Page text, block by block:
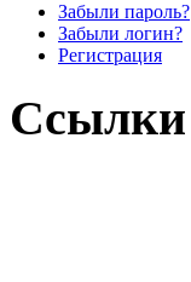
Забыли пароль?
Забыли логин?
Регистрация
Ссылки